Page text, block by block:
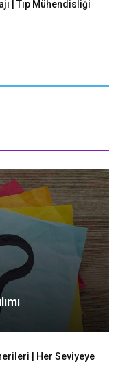
| Tıp Mühendisliği
| Her Seviyeye